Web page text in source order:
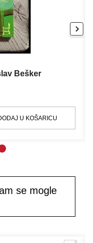
Bešker
U KOŠARICU
se mogle